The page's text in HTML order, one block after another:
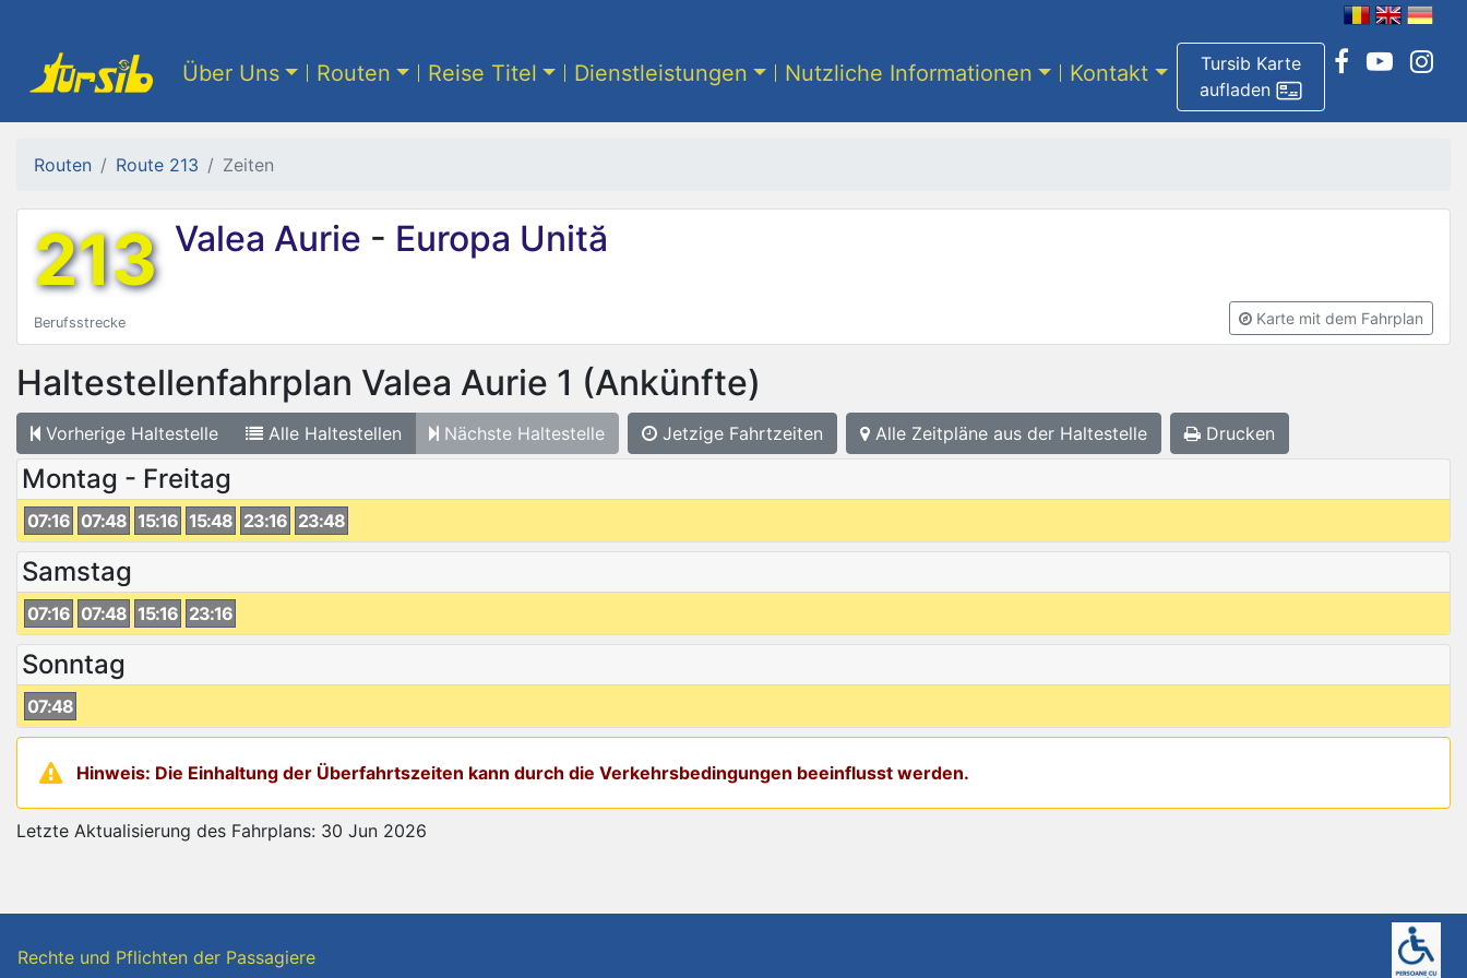
Tursib Karte
aufladen
Über Uns Routen Reise Titel Dienstleistungen Nutzliche Informationen Kontakt
Routen Route 213 Zeiten
213 Valea Aurie - Europa Unită
Berufsstrecke Karte mit dem Fahrplan
Haltestellenfahrplan Valea Aurie 1 (Ankünfte)
Vorherige Haltestelle Alle Haltestellen Nächste Haltestelle Jetzige Fahrtzeiten Alle Zeitpläne aus der Haltestelle Drucken
Montag - Freitag
07:16 07:48 15:16 15:48 23:16 23:48
Samstag
07:16 07:48 15:16 23:16
Sonntag
07:48
Hinweis: Die Einhaltung der Überfahrtszeiten kann durch die Verkehrsbedingungen beeinflusst werden.
Letzte Aktualisierung des Fahrplans: 30 Jun 2026
Rechte und Pflichten der Passagiere